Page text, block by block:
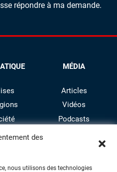
des
nous utilisons des technologies
répondre à ma demande.
MÉDIA
Articles
Vidéos
Podcasts